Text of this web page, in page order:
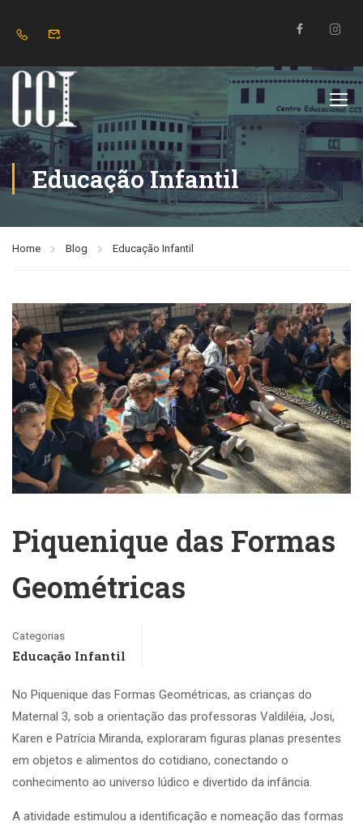
Educação Infantil
Home Blog Educação Infantil
Piquenique das Formas
Geométricas
Categorias
Educação Infantil
No Piquenique das Formas Geométricas, as crianças do
Maternal 3, sob a orientação das professoras Valdiléia, Josi,
Karen e Patrícia Miranda, exploraram figuras planas presentes
em objetos e alimentos do cotidiano, conectando o
conhecimento ao universo lúdico e divertido da infância.
A atividade estimulou a identificação e nomeação das formas